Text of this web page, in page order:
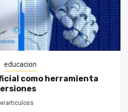
educacion
como herramienta